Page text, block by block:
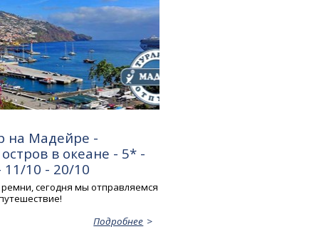
на Мадейре -
в океане - 5* -
11/10 - 20/10
сегодня мы отправляемся
Подробнее